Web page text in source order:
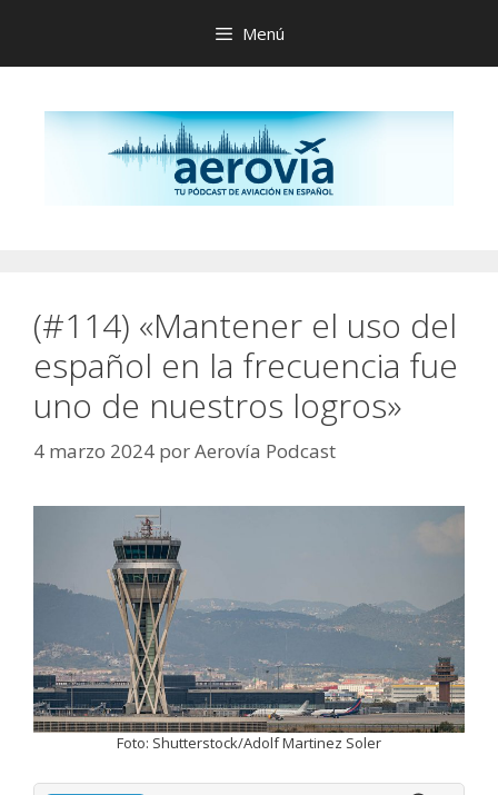
contenido
Menú
(#114) «Mantener el uso del
español en la frecuencia fue
uno de nuestros logros»
4 marzo 2024 porAerovía Podcast
Foto: Shutterstock/Adolf Martinez Soler